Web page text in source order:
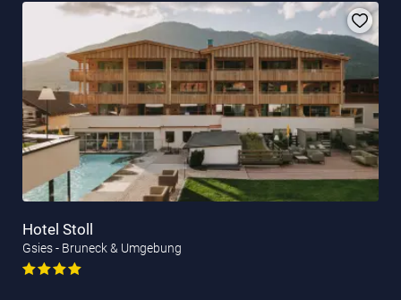
Hotel Stoll
Gsies - Bruneck & Umgebung